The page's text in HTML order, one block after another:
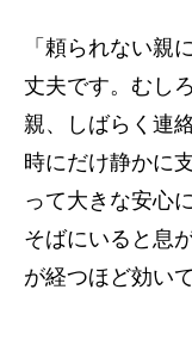
「頼られない親
丈夫です。むし
親、しばらく連
時にだけ静かに
って大きな安心
そばにいると息
が経つほど効い